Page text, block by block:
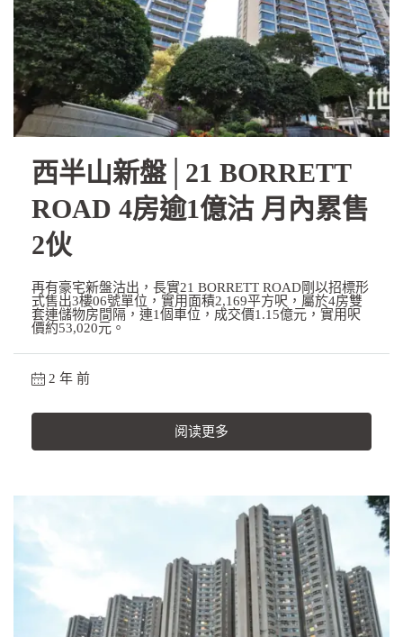
西半山新盤│21 BORRETT
ROAD 4房逾1億沽 月內累售
2伙
再有豪宅新盤沽出，長實21 BORRETT ROAD剛以招標形
式售出3樓06號單位，實用面積2,169平方呎，屬於4房雙
套連儲物房間隔，連1個車位，成交價1.15億元，實用呎
價約53,020元。
2 年 前
阅读更多